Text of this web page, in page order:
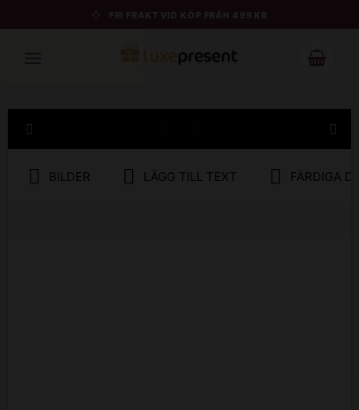
to
FRI FRAKT VID KÖP FRÅN 499 KR
BILDER LÄGG TILL TEXT FÄRDIGA